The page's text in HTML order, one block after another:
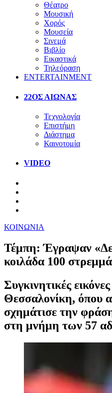
Θέατρο
Μουσική
Χορός
Μουσεία
Σινεμά
Βιβλίο
Εικαστικά
Τηλεόραση
ENTERTAINMENT
22ΟΣ ΑΙΩΝΑΣ
Τεχνολογία
Επιστήμη
Διάστημα
Καινοτομία
VIDEO
ΚΟΙΝΩΝΙΑ
Τέμπη: Έγραψαν
κοιλάδα 100
Συγκινητικές
Θεσσαλονίκη, όπου
σχημάτισε την
στη μνήμη των 57